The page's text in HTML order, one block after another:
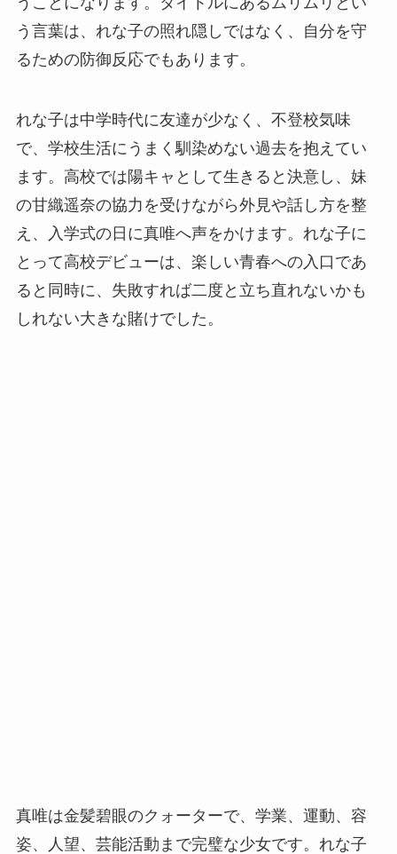
う言葉は、れな子の照れ隠しではなく、自分を守
るための防御反応でもあります。
れな子は中学時代に友達が少なく、不登校気味
で、学校生活にうまく馴染めない過去を抱えてい
ます。高校では陽キャとして生きると決意し、妹
の甘織遥奈の協力を受けながら外見や話し方を整
え、入学式の日に真唯へ声をかけます。れな子に
とって高校デビューは、楽しい青春への入口であ
ると同時に、失敗すれば二度と立ち直れないかも
しれない大きな賭けでした。
真唯は金髪碧眼のクォーターで、学業、運動、容
姿、人望、芸能活動まで完璧な少女です。れな子